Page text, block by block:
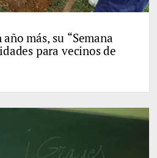
más, su “Semana
para vecinos de